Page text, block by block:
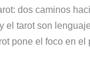
dos caminos
el tarot son
pone el foco en